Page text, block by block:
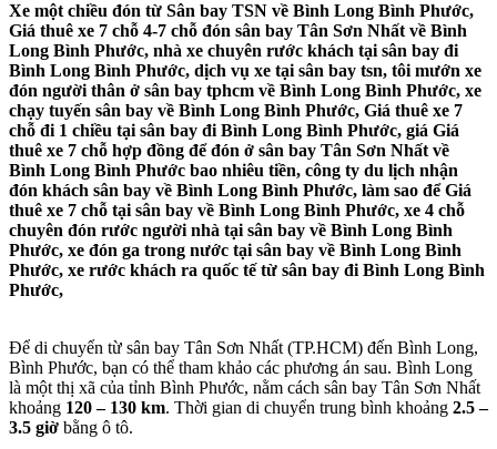
Xe một chiều đón từ Sân bay TSN về Bình Long Bình Phước,
Giá thuê xe 7 chỗ 4-7 chỗ đón sân bay Tân Sơn Nhất về Bình
Long Bình Phước, nhà xe chuyên rước khách tại sân bay đi
Bình Long Bình Phước, dịch vụ xe tại sân bay tsn, tôi mướn xe
đón người thân ở sân bay tphcm về Bình Long Bình Phước, xe
chạy tuyến sân bay về Bình Long Bình Phước, Giá thuê xe 7
chỗ đi 1 chiều tại sân bay đi Bình Long Bình Phước, giá Giá
thuê xe 7 chỗ hợp đồng để đón ở sân bay Tân Sơn Nhất về
Bình Long Bình Phước bao nhiêu tiền, công ty du lịch nhận
đón khách sân bay về Bình Long Bình Phước, làm sao để Giá
thuê xe 7 chỗ tại sân bay về Bình Long Bình Phước, xe 4 chỗ
chuyên đón rước người nhà tại sân bay về Bình Long Bình
Phước, xe đón ga trong nước tại sân bay về Bình Long Bình
Phước, xe rước khách ra quốc tế từ sân bay đi Bình Long Bình
Phước,
Để di chuyển từ sân bay Tân Sơn Nhất (TP.HCM) đến Bình Long,
Bình Phước, bạn có thể tham khảo các phương án sau. Bình Long
là một thị xã của tỉnh Bình Phước, nằm cách sân bay Tân Sơn Nhất
khoảng 120 – 130 km. Thời gian di chuyển trung bình khoảng 2.5 –
3.5 giờ bằng ô tô.